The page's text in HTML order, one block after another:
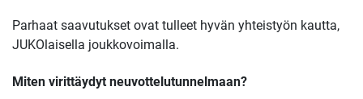
Parhaat saavutukset ovat tulleet hyvän yhteistyön kautta,
JUKOlaisella joukkovoimalla.
Miten virittäydyt neuvottelutunnelmaan?